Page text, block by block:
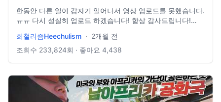
한동안 다른 일이 갑자기 일어나서 영상 업로드를 못했습니다.
ㅠㅠ 다시 성실히 업로드 하겠습니다! 항상 감사드립니다!
희철리즘Heechulism · 2개월 전
조회수 233,824회 · 좋아요 4,438